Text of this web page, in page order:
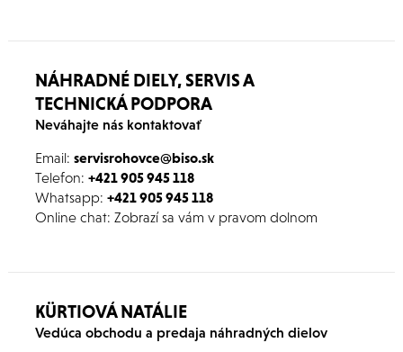
NÁHRADNÉ DIELY, SERVIS A
TECHNICKÁ PODPORA
Neváhajte nás kontaktovať
Email: servisrohovce@biso.sk
Telefon: +421 905 945 118
Whatsapp: +421905 945 118
Online chat: Zobrazí sa vám v pravom dolnom
KÜRTIOVÁ NATÁLIE
Vedúca obchodu a predaja náhradných dielov